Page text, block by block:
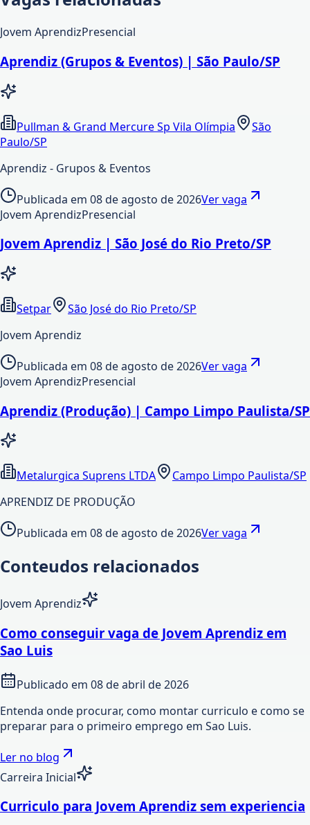
Jovem AprendizPresencial
Aprendiz (Grupos & Eventos) | São Paulo/SP
Pullman & Grand Mercure Sp Vila Olímpia
São
Paulo/SP
Aprendiz - Grupos & Eventos
Publicada em 08 de agosto de 2026Ver vaga
Jovem AprendizPresencial
Jovem Aprendiz | São José do Rio Preto/SP
Setpar
São José do Rio Preto/SP
Jovem Aprendiz
Publicada em 08 de agosto de 2026Ver vaga
Jovem AprendizPresencial
Aprendiz (Produção) | Campo Limpo Paulista/SP
Metalurgica Suprens LTDA
Campo Limpo Paulista/SP
APRENDIZ DE PRODUÇÃO
Publicada em 08 de agosto de 2026Ver vaga
Conteudos relacionados
Jovem Aprendiz
Como conseguir vaga de Jovem Aprendiz em
Sao Luis
Publicado em 08 de abril de 2026
Entenda onde procurar, como montar curriculo e como se
preparar para o primeiro emprego em Sao Luis.
Ler no blog
Carreira Inicial
Curriculo para Jovem Aprendiz sem experiencia